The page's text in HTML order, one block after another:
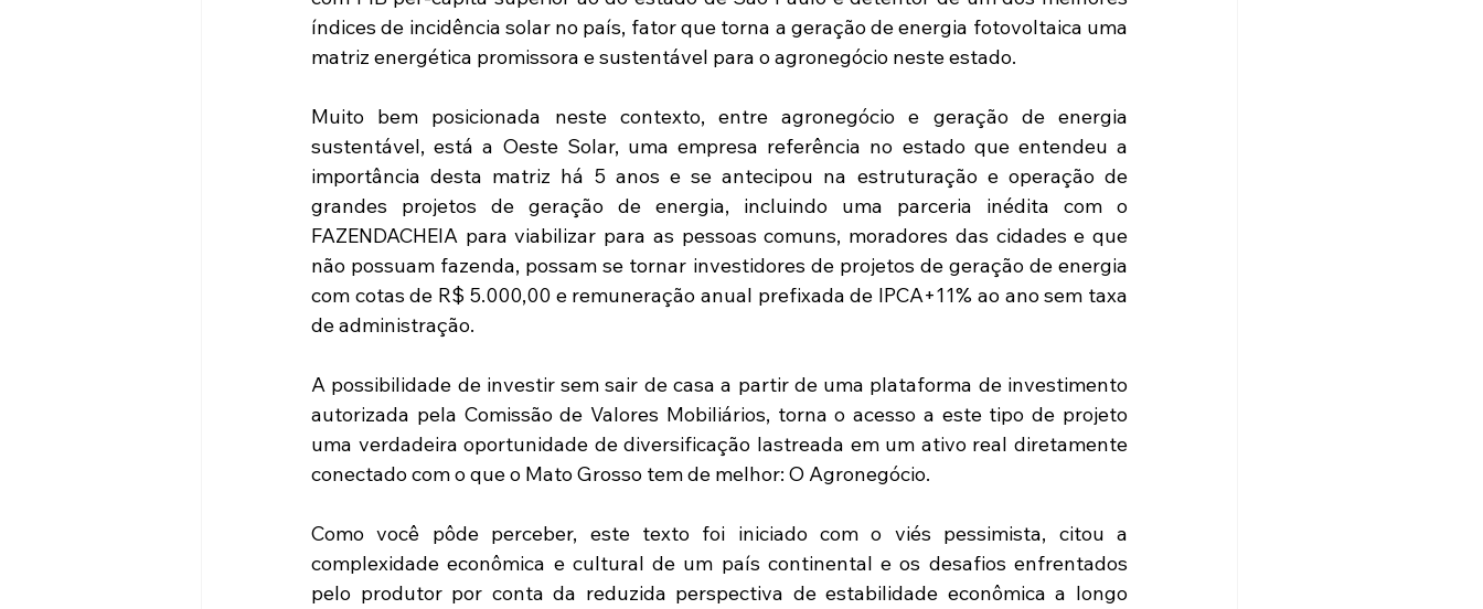
índices de incidência solar no país, fator que torna a geração de energia fotovoltaica uma
matriz energética promissora e sustentável para o agronegócio neste estado.
Muito bem posicionada neste contexto, entre agronegócio e geração de energia
sustentável, está a Oeste Solar, uma empresa referência no estado que entendeu a
importância desta matriz há 5 anos e se antecipou na estruturação e operação de
grandes projetos de geração de energia, incluindo uma parceria inédita com o
FAZENDACHEIA para viabilizar para as pessoas comuns, moradores das cidades e que
não possuam fazenda, possam se tornar investidores de projetos de geração de energia
com cotas de R$ 5.000,00 e remuneração anual prefixada de IPCA+11% ao ano sem taxa
de administração.
A possibilidade de investir sem sair de casa a partir de uma plataforma de investimento
autorizada pela Comissão de Valores Mobiliários, torna o acesso a este tipo de projeto
uma verdadeira oportunidade de diversificação lastreada em um ativo real diretamente
conectado com o que o Mato Grosso tem de melhor: O Agronegócio.
Como você pôde perceber, este texto foi iniciado com o viés pessimista, citou a
complexidade econômica e cultural de um país continental e os desafios enfrentados
pelo produtor por conta da reduzida perspectiva de estabilidade econômica a longo